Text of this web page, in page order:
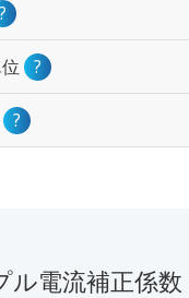
?
?
?
ル電流補正係数